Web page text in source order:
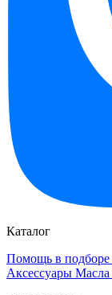
Каталог
Помощь в подборе
Аксессуары Масла